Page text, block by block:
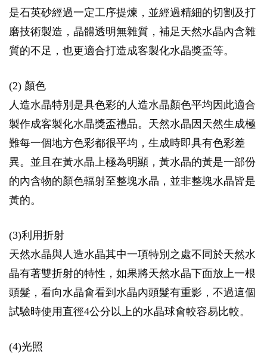
是石英砂經過一定工序提煉，並經過精細的切割及打
磨技術製造，晶體透明無雜質，補足天然水晶內含雜
質的不足，也更適合打造成客製化水晶獎盃等。
(2) 顏色
人造水晶特別是具色彩的人造水晶顏色平均因此適合
製作成客製化水晶獎盃禮品。天然水晶因天然生成極
難每一個地方色彩都很平均，生成時即具有色彩差
異。並且在黃水晶上極為明顯，黃水晶的黃是一部份
的內含物的顏色輻射至整塊水晶，並非整塊水晶皆是
黃的。
(3)利用折射
天然水晶與人造水晶其中一項特別之處不同於天然水
晶有著雙折射的特性，如果將天然水晶下面放上一根
頭髮，看向水晶會看到水晶內頭髮有重影，不過這個
試驗時使用直徑4公分以上的水晶球會較容易比較。
(4)光照